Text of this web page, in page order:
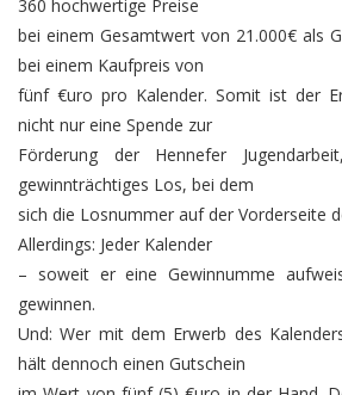
360 hochwertige Preise
bei einem Gesamtwert von 21.000€ als
bei einem Kaufpreis von
fünf €uro pro Kalender. Somit ist der
nicht nur eine Spende zur
Förderung der Hennefer
gewinnträchtiges Los, bei dem
sich die Losnummer auf der Vorderseite
Allerdings: Jeder Kalender
– soweit er eine Gewinnumme
gewinnen.
Und: Wer mit dem Erwerb des
hält dennoch einen Gutschein